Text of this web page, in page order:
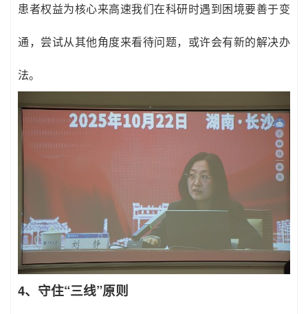
患者权益为核心来高速我们在科研时遇到困境要善于变
通，尝试从其他角度来看待问题，或许会有新的解决办
法。
4、守住“三线”原则